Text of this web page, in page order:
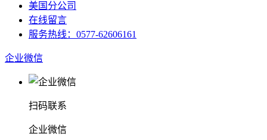
美国分公司
在线留言
服务热线：0577-62606161
企业微信
扫码联系
企业微信